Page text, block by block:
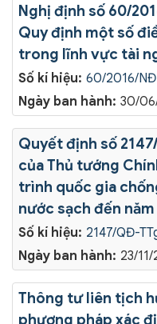
Số kí hiệu: 60/2016/
Ngày ban hành: 30/
Nghị định số 60/
Quy định một số
trong lĩnh vực tài
Số kí hiệu: 2147/QĐ-
Ngày ban hành: 23/
Quyết định số
của Thủ tướng
trình quốc gia
nước sạch đến năm
Thông tư liên tịch
phương pháp xác